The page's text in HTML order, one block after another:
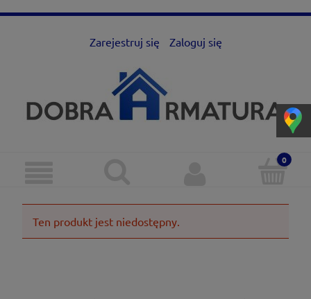
Zarejestruj się Zaloguj się
Ten produkt jest niedostępny.